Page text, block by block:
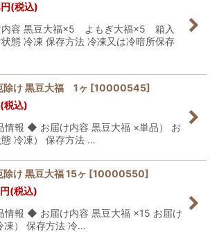
円(税込)
内容 黒豆大福×5 よもぎ大福×5 箱入
態 冷凍 保存方法 冷凍又は冷暗所保存
除け 黒豆大福 1ヶ [10000545]
(税込)
報 ◆ お届け内容 黒豆大福 ×単品） お
態 冷凍） 保存方法 …
除け 黒豆大福 15ヶ [10000550]
円(税込)
報 ◆ お届け内容 黒豆大福 ×15 お届け
凍） 保存方法 冷…